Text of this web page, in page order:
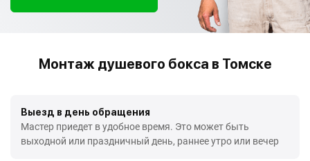
Монтаж душевого бокса в Томске
Выезд в день обращения
Мастер приедет в удобное время. Это может быть
выходной или праздничный день, раннее утро или вечер